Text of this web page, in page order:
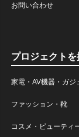
お問い合わせ
プロジェクトを
家電・AV機器・ガジ
ファッション・靴
コスメ・ビューティ